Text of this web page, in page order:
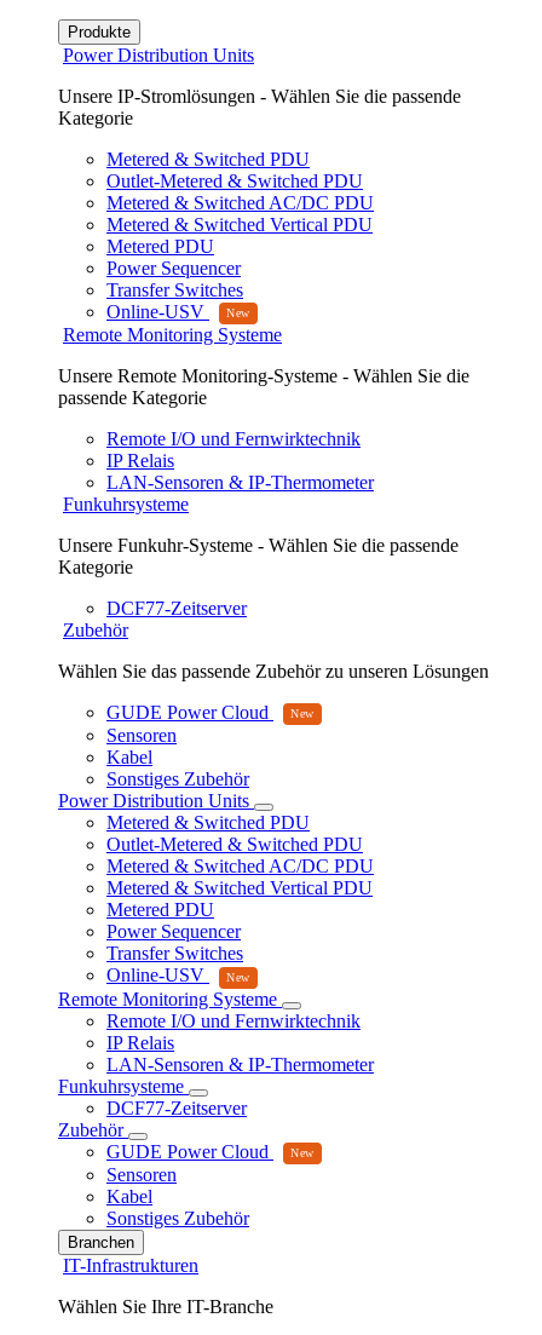
Produkte
Power Distribution Units
Unsere IP-Stromlösungen - Wählen Sie die passende
Kategorie
Metered & Switched PDU
Outlet-Metered & Switched PDU
Metered & Switched AC/DC PDU
Metered & Switched Vertical PDU
Metered PDU
Power Sequencer
Transfer Switches
Online-USV
Remote Monitoring Systeme
Unsere Remote Monitoring-Systeme - Wählen Sie die
passende Kategorie
Remote I/O und Fernwirktechnik
IP Relais
LAN-Sensoren & IP-Thermometer
Funkuhrsysteme
Unsere Funkuhr-Systeme - Wählen Sie die passende
Kategorie
DCF77-Zeitserver
Zubehör
Wählen Sie das passende Zubehör zu unseren Lösungen
GUDE Power Cloud
Sensoren
Kabel
Sonstiges Zubehör
Power Distribution Units
Metered & Switched PDU
Outlet-Metered & Switched PDU
Metered & Switched AC/DC PDU
Metered & Switched Vertical PDU
Metered PDU
Power Sequencer
Transfer Switches
Online-USV
Remote Monitoring Systeme
Remote I/O und Fernwirktechnik
IP Relais
LAN-Sensoren & IP-Thermometer
Funkuhrsysteme
DCF77-Zeitserver
Zubehör
GUDE Power Cloud
Sensoren
Kabel
Sonstiges Zubehör
Branchen
IT-Infrastrukturen
Wählen Sie Ihre IT-Branche